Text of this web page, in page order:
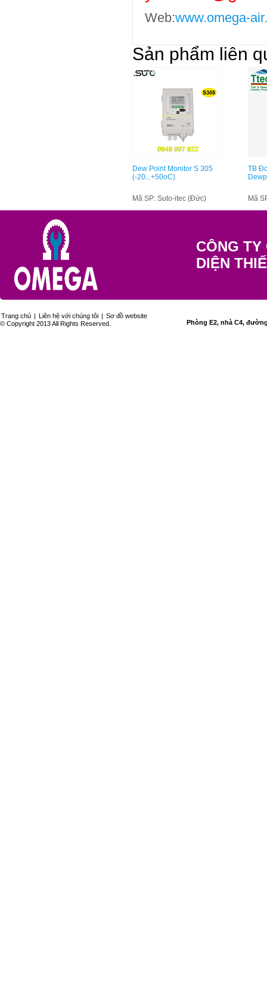
Web:www.omega-
Sản phẩm liên
Dew Point Monitor S 305
(-20...+50oC)
Mã SP: Suto-itec (Đức)
TB
Mã
CÔNG
DIỆN
Trang chủ | Liên hệ với chúng tôi | Sơ đồ website
© Copyright 2013 All Rights Reserved.
Phòng E2, nhà C4,